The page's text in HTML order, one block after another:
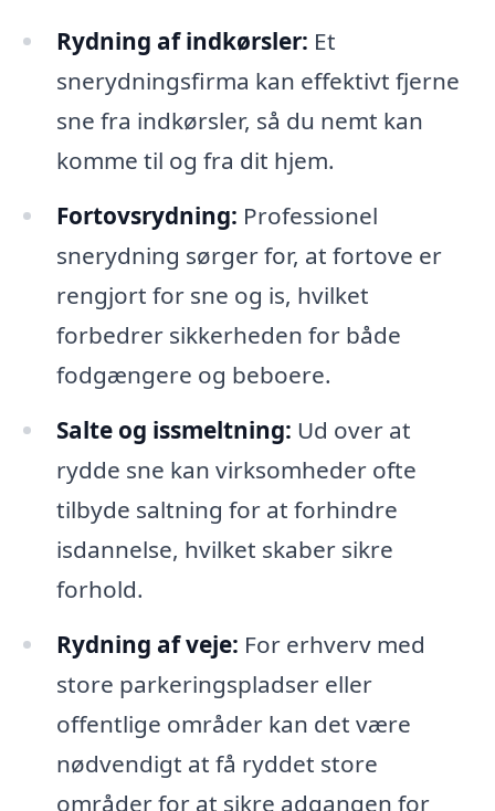
Rydning af indkørsler: Et
snerydningsfirma kan effektivt fjerne
sne fra indkørsler, så du nemt kan
komme til og fra dit hjem.
Fortovsrydning: Professionel
snerydning sørger for, at fortove er
rengjort for sne og is, hvilket
forbedrer sikkerheden for både
fodgængere og beboere.
Salte og issmeltning: Ud over at
rydde sne kan virksomheder ofte
tilbyde saltning for at forhindre
isdannelse, hvilket skaber sikre
forhold.
Rydning af veje: For erhverv med
store parkeringspladser eller
offentlige områder kan det være
nødvendigt at få ryddet store
områder for at sikre adgangen for